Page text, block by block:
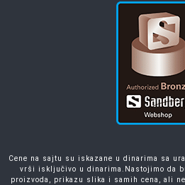
Cene na sajtu su iskazane u dinarima sa
vrši isključivo u dinarima.Nastojimo da
proizvoda, prikazu slika i samih cena, ali